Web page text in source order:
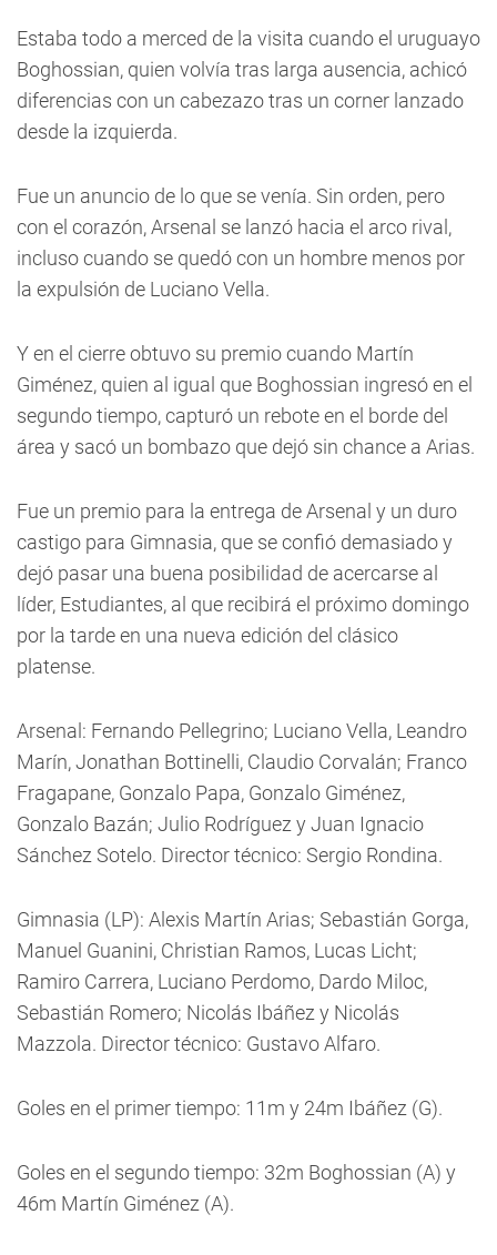
Estaba todo a merced de la visita cuando el uruguayo
Boghossian, quien volvía tras larga ausencia, achicó
diferencias con un cabezazo tras un corner lanzado
desde la izquierda.
Fue un anuncio de lo que se venía. Sin orden, pero
con el corazón, Arsenal se lanzó hacia el arco rival,
incluso cuando se quedó con un hombre menos por
la expulsión de Luciano Vella.
Y en el cierre obtuvo su premio cuando Martín
Giménez, quien al igual que Boghossian ingresó en el
segundo tiempo, capturó un rebote en el borde del
área y sacó un bombazo que dejó sin chance a Arias.
Fue un premio para la entrega de Arsenal y un duro
castigo para Gimnasia, que se confió demasiado y
dejó pasar una buena posibilidad de acercarse al
líder, Estudiantes, al que recibirá el próximo domingo
por la tarde en una nueva edición del clásico
platense.
Arsenal: Fernando Pellegrino; Luciano Vella, Leandro
Marín, Jonathan Bottinelli, Claudio Corvalán; Franco
Fragapane, Gonzalo Papa, Gonzalo Giménez,
Gonzalo Bazán; Julio Rodríguez y Juan Ignacio
Sánchez Sotelo. Director técnico: Sergio Rondina.
Gimnasia (LP): Alexis Martín Arias; Sebastián Gorga,
Manuel Guanini, Christian Ramos, Lucas Licht;
Ramiro Carrera, Luciano Perdomo, Dardo Miloc,
Sebastián Romero; Nicolás Ibáñez y Nicolás
Mazzola. Director técnico: Gustavo Alfaro.
Goles en el primer tiempo: 11m y 24m Ibáñez (G).
Goles en el segundo tiempo: 32m Boghossian (A) y
46m Martín Giménez (A).